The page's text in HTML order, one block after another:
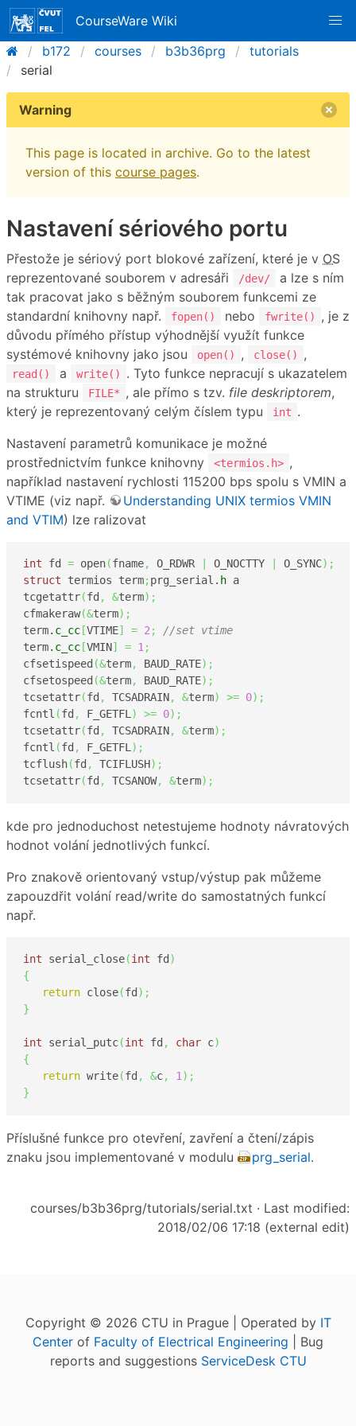
CourseWare Wiki
b172
courses b3b36prg
tutorials
serial
Warning
This page is located in archive. Go to the latest
version of this course pages.
Nastavení sériového portu
Přestože je sériový port blokové zařízení, které je v OS
reprezentované souborem v adresáři
/dev/
a lze s ním
tak pracovat jako s běžným souborem funkcemi ze
standardní knihovny např.
fopen() nebo fwrite()
, je z
důvodu přímého přístup výhodnější využít funkce
systémové knihovny jako jsou
open() , close() ,
read() a write()
. Tyto funkce nepracují s ukazatelem
na strukturu
FILE* , ale přímo s tzv. file deskriptorem,
který je reprezentovaný celým číslem typu
int .
Nastavení parametrů komunikace je možné
prostřednictvím funkce knihovny
<termios.h> ,
například nastavení rychlosti 115200 bps spolu s VMIN a
VTIME (viz např.
Understanding UNIX termios VMIN
and VTIM) lze ralizovat
int fd = open(fname, O_RDWR O_NOCTTY O_SYNC) ;
struct termios term; prg_serial. h a
tcgetattr(fd , &term) ;
cfmakeraw(&term) ;
term. c_cc [VTIME] = 2 ;
//set vtime
term. c_cc [VMIN] = 1 ;
cfsetispeed (&term, BAUD_RATE) ;
cfsetospeed (&term, BAUD_RATE) ;
tcsetattr(fd , TCSADRAIN, &term) >= 0) ;
fcntl (fd , F_GETFL ) >= 0) ;
tcsetattr(fd , TCSADRAIN, &term) ;
fcntl (fd , F_GETFL ) ;
tcflush(fd , TCIFLUSH) ;
tcsetattr(fd , TCSANOW, &term) ;
kde pro jednoduchost netestujeme hodnoty návratových
hodnot volání jednotlivých funkcí.
Pro znakově orientovaný vstup/výstup pak můžeme
zapouzdřit volání read/write do samostatných funkcí
např.
int serial_close(int fd )
{
return close(fd ) ;
}
int serial_putc(int fd , char c)
{
return write(fd , &c, 1 ) ;
}
Příslušné funkce pro otevření, zavření a čtení/zápis
znaku jsou implementované v modulu
prg_serial.
courses/b3b36prg/tutorials/serial.txt · Last modified:
2018/02/06 17:18 (external edit)
Copyright © 2026 CTU in Prague | Operated by IT
Center of Faculty of Electrical Engineering | Bug
reports and suggestions ServiceDesk CTU